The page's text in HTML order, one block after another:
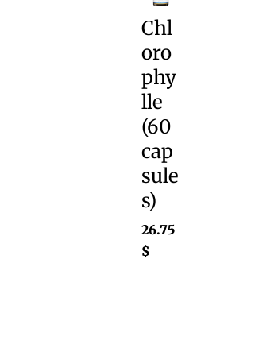
Chl
oro
phy
lle
(60
cap
sule
s)
26.75
$